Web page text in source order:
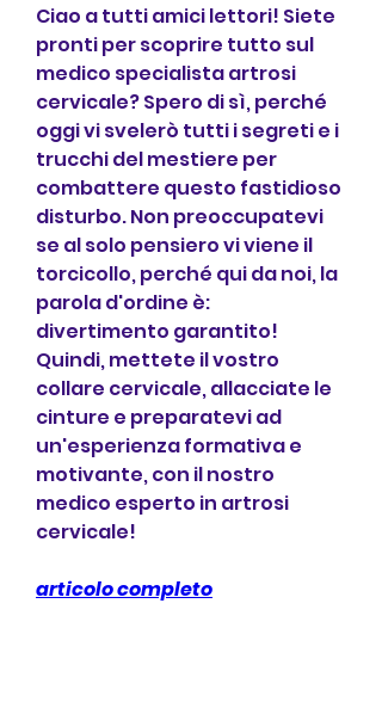
Ciao a tutti amici lettori! Siete
pronti per scoprire tutto sul
medico specialista artrosi
cervicale? Spero di sì, perché
oggi vi svelerò tutti i segreti e i
trucchi del mestiere per
combattere questo fastidioso
disturbo. Non preoccupatevi
se al solo pensiero vi viene il
torcicollo, perché qui da noi, la
parola d'ordine è:
divertimento garantito!
Quindi, mettete il vostro
collare cervicale, allacciate le
cinture e preparatevi ad
un'esperienza formativa e
motivante, con il nostro
medico esperto in artrosi
cervicale!
articolo completo